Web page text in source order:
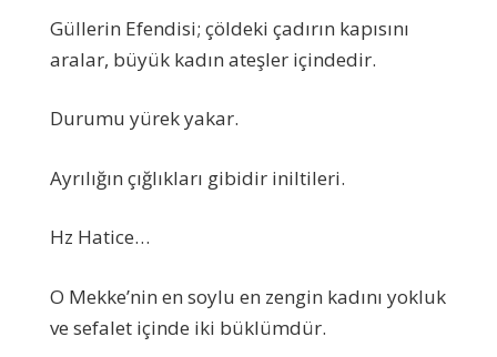
Güllerin Efendisi; çöldeki çadırın kapısını
aralar, büyük kadın ateşler içindedir.
Durumu yürek yakar.
Ayrılığın çığlıkları gibidir iniltileri.
Hz Hatice…
O Mekke’nin en soylu en zengin kadını yokluk
ve sefalet içinde iki büklümdür.